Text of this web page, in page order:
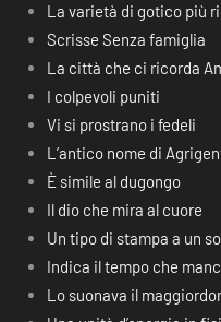
La varietà di gotico più
Scrisse Senza famiglia
La città che ci ricorda
I colpevoli puniti
Vi si prostrano i fedeli
L’antico nome di
È simile al dugongo
Il dio che mira al cuore
Un tipo di stampa a un
Indica il tempo che
Lo suonava il